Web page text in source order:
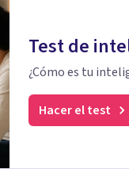
Test de
¿Cómo es tu
Hacer el test